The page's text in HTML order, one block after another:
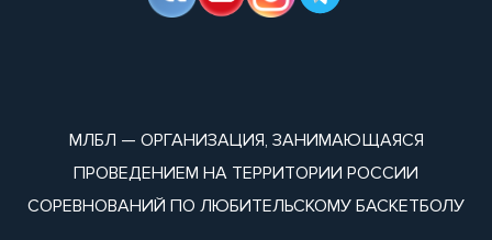
МЛБЛ — ОРГАНИЗАЦИЯ, ЗАНИМАЮЩАЯСЯ
ПРОВЕДЕНИЕМ НА ТЕРРИТОРИИ РОССИИ
СОРЕВНОВАНИЙ ПО ЛЮБИТЕЛЬСКОМУ БАСКЕТБОЛУ